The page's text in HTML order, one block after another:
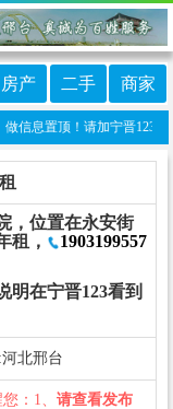
房产 二手 商家
息置顶！请加宁晋123客服
，位置在永安街
租，
1903199557
明在宁晋123看到
北邢台
：1、 请查看发布